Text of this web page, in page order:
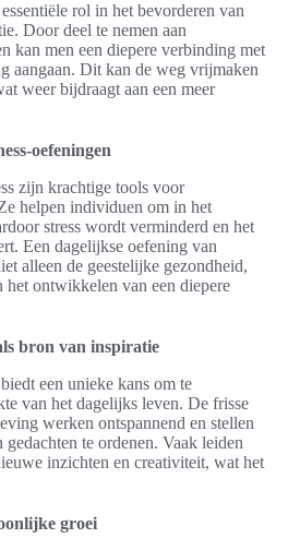
rol in het bevorderen van
Door deel te nemen aan
kan men een diepere verbinding met
aangaan. Dit kan de weg vrijmaken
weer bijdraagt aan een meer
oefeningen
zijn krachtige tools voor
helpen individuen om in het
stress wordt verminderd en het
Een dagelijkse oefening van
alleen de geestelijke gezondheid,
het ontwikkelen van een diepere
bron van inspiratie
een unieke kans om te
van het dagelijks leven. De frisse
werken ontspannend en stellen
gedachten te ordenen. Vaak leiden
inzichten en creativiteit, wat het
groei